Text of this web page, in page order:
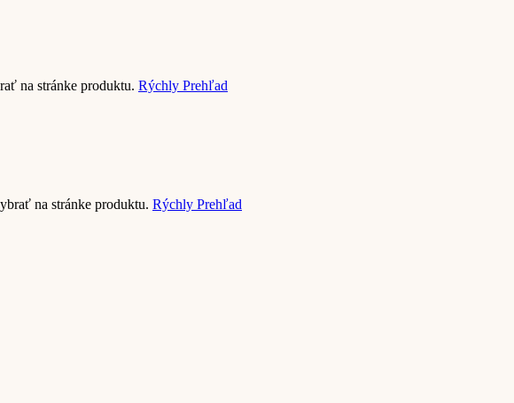
na stránke produktu. Rýchly Prehľad
na stránke produktu. Rýchly Prehľad